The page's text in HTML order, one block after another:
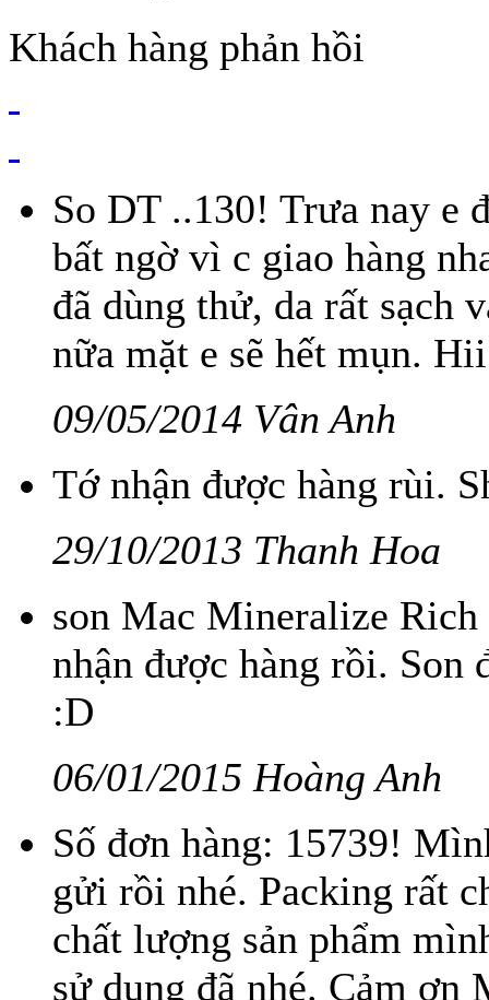
Khách hàng phản hồi
So DT ..130! Trưa nay e
bất ngờ vì c giao hàng
đã dùng thử, da rất sạch
nữa mặt e sẽ hết mụn.
09/05/2014 Vân Anh
Tớ nhận được hàng rùi.
29/10/2013 Thanh Hoa
son Mac Mineralize
nhận được hàng rồi. Son
:D
06/01/2015 Hoàng Anh
Số đơn hàng: 15739!
gửi rồi nhé. Packing rất
chất lượng sản phẩm
sử dụng đã nhé. Cảm ơn